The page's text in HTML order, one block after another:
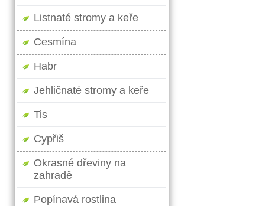
Listnaté stromy a keře
Cesmína
Habr
Jehličnaté stromy a keře
Tis
Cypřiš
Okrasné dřeviny na
zahradě
Popínavá rostlina